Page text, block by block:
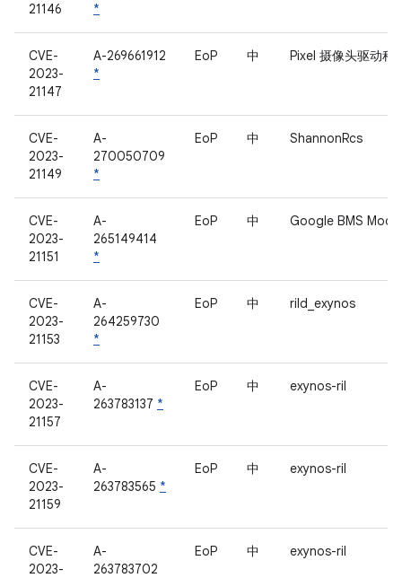
21146
*
CVE-
2023-
21147
A-269661912
*
EoP 中 Pixel 摄像头驱动程
CVE-
2023-
21149
A-
270050709
*
EoP 中 ShannonRcs
CVE-
2023-
21151
A-
265149414
*
EoP 中 Google BMS
CVE-
2023-
21153
A-
264259730
*
EoP 中 rild_exynos
CVE-
2023-
21157
A-
263783137 *
EoP 中 exynos-ril
CVE-
2023-
21159
A-
263783565 *
EoP 中 exynos-ril
CVE-
2023-
A-
263783702
EoP 中 exynos-ril